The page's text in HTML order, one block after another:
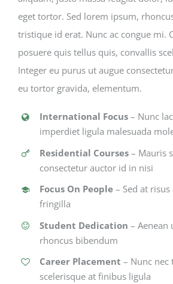
eget tortor. Sed lorem ipsum,
tristique id erat. Nunc ac congue mi.
posuere quis tellus quis, convallis
Integer eu purus ut augue
eu tortor gravida, elementum.
International Focus – Nunc
imperdiet ligula malesuada
Residential Courses – Mauris
consectetur auctor id in nisi
Focus On People – Sed at
fringilla
Student Dedication –
rhoncus bibendum
Career Placement – Nunc nec
scelerisque at finibus ligula